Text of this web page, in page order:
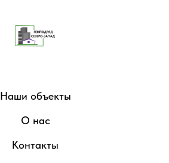
Наши объекты
О нас
Контакты